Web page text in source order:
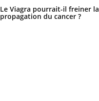
Le Viagra pourrait-il freiner la
propagation du cancer ?